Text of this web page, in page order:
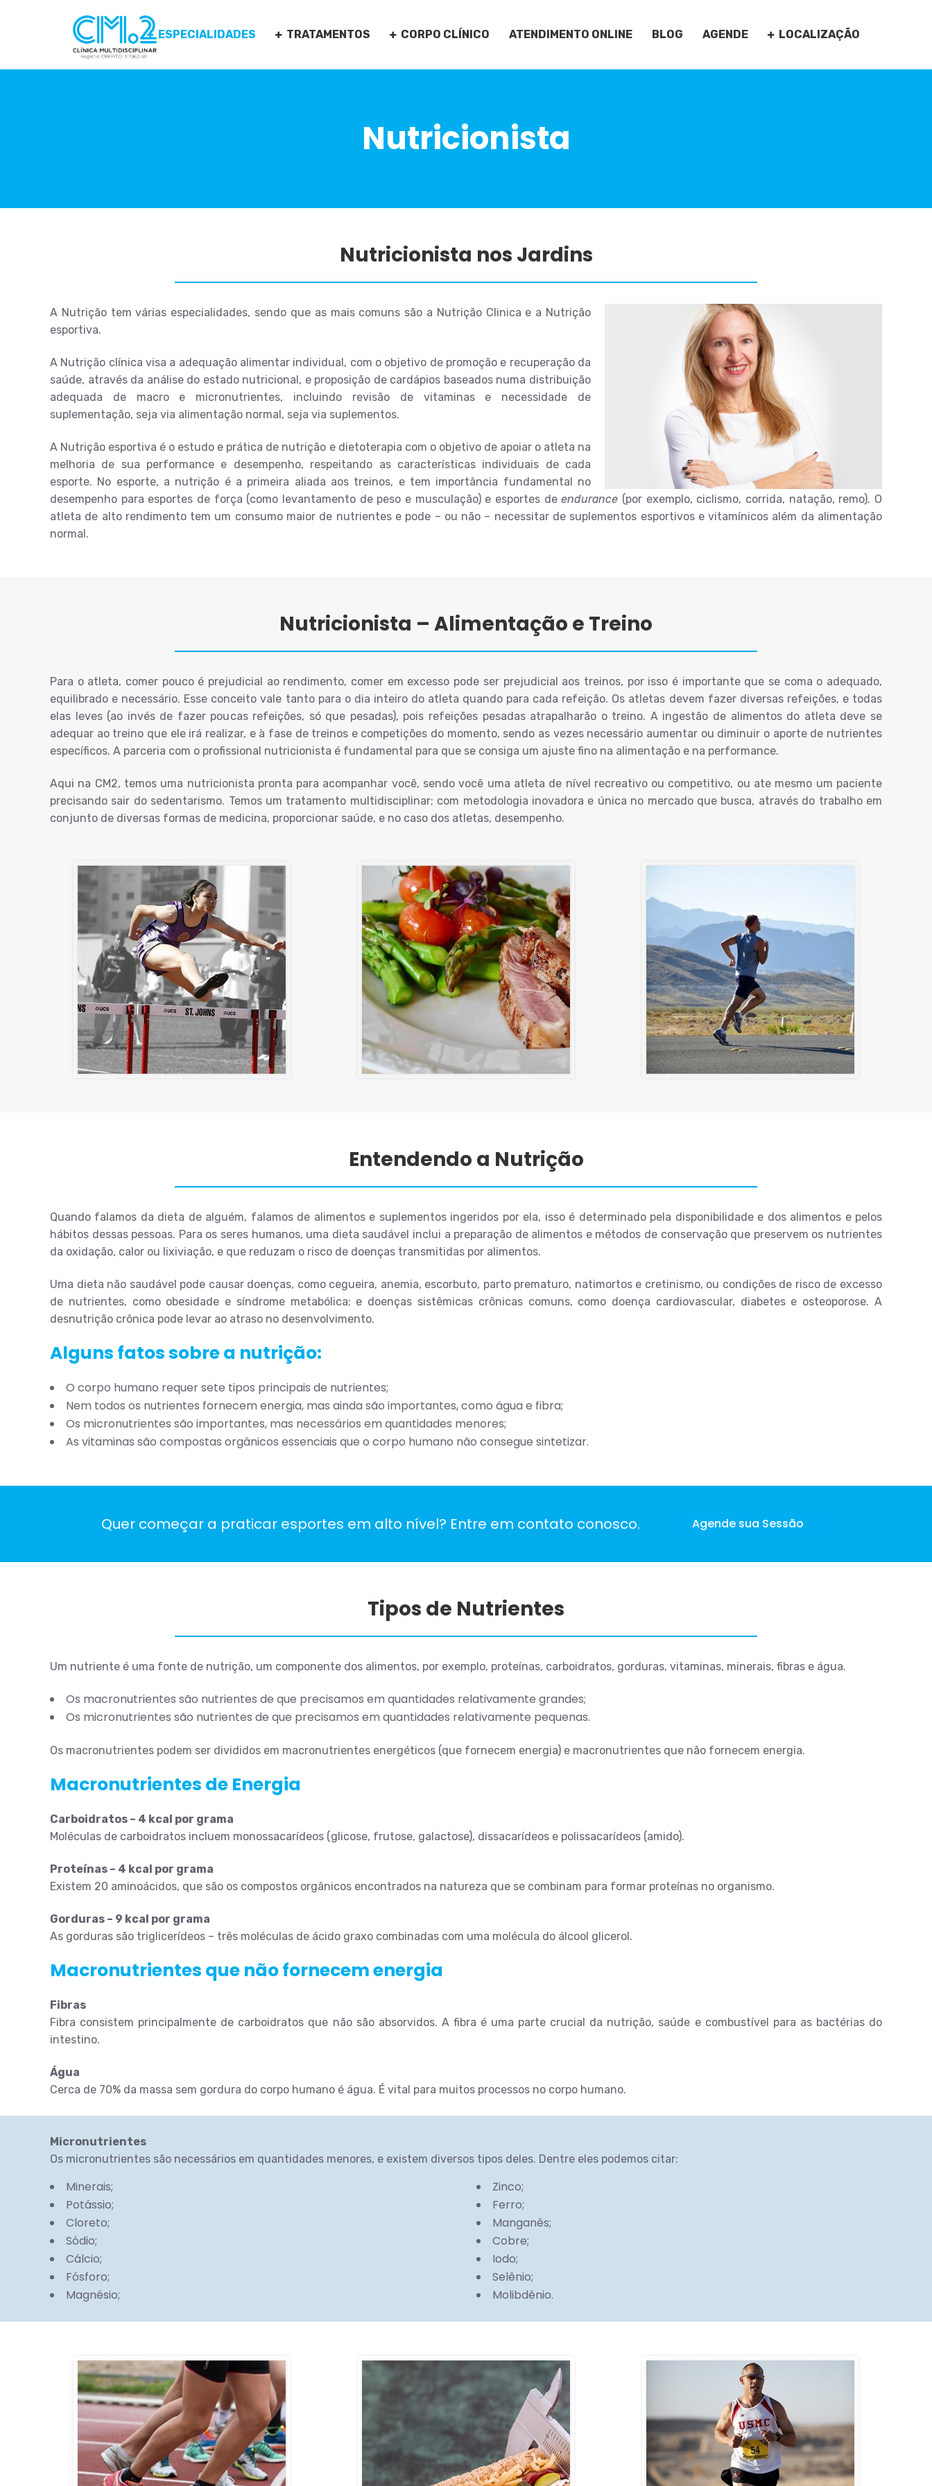
ESPECIALIDADES TRATAMENTOS CORPO CLÍNICO ATENDIMENTO ONLINE BLOG AGENDE LOCALIZAÇÃO
Nutricionista
Nutricionista nos Jardins
A Nutrição tem várias especialidades, sendo que as mais comuns são a Nutrição Clinica e a Nutrição
esportiva.
A Nutrição clínica visa a adequação alimentar individual, com o objetivo de promoção e recuperação da
saúde, através da análise do estado nutricional, e proposição de cardápios baseados numa distribuição
adequada de macro e micronutrientes, incluindo revisão de vitaminas e necessidade de
suplementação, seja via alimentação normal, seja via suplementos.
A Nutrição esportiva é o estudo e prática de nutrição e dietoterapia com o objetivo de apoiar o atleta na
melhoria de sua performance e desempenho, respeitando as características individuais de cada
esporte. No esporte, a nutrição é a primeira aliada aos treinos, e tem importância fundamental no
desempenho para esportes de força (como levantamento de peso e musculação) e esportes deendurance (por exemplo, ciclismo, corrida, natação, remo). O
atleta de alto rendimento tem um consumo maior de nutrientes e pode – ou não – necessitar de suplementos esportivos e vitamínicos além da alimentação
normal.
Nutricionista – Alimentação e Treino
Para o atleta, comer pouco é prejudicial ao rendimento, comer em excesso pode ser prejudicial aos treinos, por isso é importante que se coma o adequado,
equilibrado e necessário. Esse conceito vale tanto para o dia inteiro do atleta quando para cada refeição. Os atletas devem fazer diversas refeições, e todas
elas leves (ao invés de fazer poucas refeições, só que pesadas), pois refeições pesadas atrapalharão o treino. A ingestão de alimentos do atleta deve se
adequar ao treino que ele irá realizar, e à fase de treinos e competições do momento, sendo as vezes necessário aumentar ou diminuir o aporte de nutrientes
específicos. A parceria com o profissional nutricionista é fundamental para que se consiga um ajuste fino na alimentação e na performance.
Aqui na CM2, temos uma nutricionista pronta para acompanhar você, sendo você uma atleta de nível recreativo ou competitivo, ou ate mesmo um paciente
precisando sair do sedentarismo. Temos um tratamento multidisciplinar; com metodologia inovadora e única no mercado que busca, através do trabalho em
conjunto de diversas formas de medicina, proporcionar saúde, e no caso dos atletas, desempenho.
Entendendo a Nutrição
Quando falamos da dieta de alguém, falamos de alimentos e suplementos ingeridos por ela, isso é determinado pela disponibilidade e dos alimentos e pelos
hábitos dessas pessoas. Para os seres humanos, uma dieta saudável inclui a preparação de alimentos e métodos de conservação que preservem os nutrientes
da oxidação, calor ou lixiviação, e que reduzam o risco de doenças transmitidas por alimentos.
Uma dieta não saudável pode causar doenças, como cegueira, anemia, escorbuto, parto prematuro, natimortos e cretinismo, ou condições de risco de excesso
de nutrientes, como obesidade e síndrome metabólica; e doenças sistêmicas crônicas comuns, como doença cardiovascular, diabetes e osteoporose. A
desnutrição crônica pode levar ao atraso no desenvolvimento.
Alguns fatos sobre a nutrição:
O corpo humano requer sete tipos principais de nutrientes;
Nem todos os nutrientes fornecem energia, mas ainda são importantes, como água e fibra;
Os micronutrientes são importantes, mas necessários em quantidades menores;
As vitaminas são compostas orgânicos essenciais que o corpo humano não consegue sintetizar.
Quer começar a praticar esportes em alto nível? Entre em contato conosco. Agende sua Sessão
Tipos de Nutrientes
Um nutriente é uma fonte de nutrição, um componente dos alimentos, por exemplo, proteínas, carboidratos, gorduras, vitaminas, minerais, fibras e água.
Os macronutrientes são nutrientes de que precisamos em quantidades relativamente grandes;
Os micronutrientes são nutrientes de que precisamos em quantidades relativamente pequenas.
Os macronutrientes podem ser divididos em macronutrientes energéticos (que fornecem energia) e macronutrientes que não fornecem energia.
Macronutrientes de Energia
Carboidratos – 4 kcal por grama
Moléculas de carboidratos incluem monossacarídeos (glicose, frutose, galactose), dissacarídeos e polissacarídeos (amido).
Proteínas – 4 kcal por grama
Existem 20 aminoácidos, que são os compostos orgânicos encontrados na natureza que se combinam para formar proteínas no organismo.
Gorduras – 9 kcal por grama
As gorduras são triglicerídeos – três moléculas de ácido graxo combinadas com uma molécula do álcool glicerol.
Macronutrientes que não fornecem energia
Fibras
Fibra consistem principalmente de carboidratos que não são absorvidos. A fibra é uma parte crucial da nutrição, saúde e combustível para as bactérias do
intestino.
Água
Cerca de 70% da massa sem gordura do corpo humano é água. É vital para muitos processos no corpo humano.
Micronutrientes
Os micronutrientes são necessários em quantidades menores, e existem diversos tipos deles. Dentre eles podemos citar:
Minerais;
Potássio;
Cloreto;
Sódio;
Cálcio;
Fósforo;
Magnésio;
Zinco;
Ferro;
Manganês;
Cobre;
Iodo;
Selênio;
Molibdênio.